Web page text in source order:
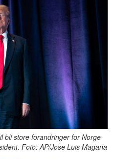
bli store forandringer for Norge
Foto: AP/Jose Luis Magana